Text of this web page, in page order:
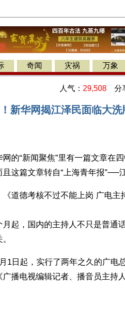
奇闻 灾祸 万象
人气： 29,508 分
新华网揭江泽民面临大洗
网的“新闻聚焦”里有一篇文章在
这篇文章转自“上海青年报”──
道德考核不过不能上岗 广电主
起，国内的主持人不只是普通
1日起，实行了两年之久的广电
播电视编辑记者、播音员主持